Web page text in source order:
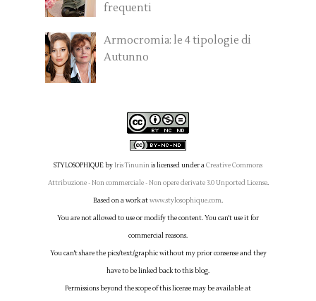
frequenti
Armocromia: le 4 tipologie di
Autunno
STYLOSOPHIQUE byIris Tinuninis licensed under aCreative Commons
Attribuzione - Non commerciale - Non opere derivate 3.0 Unported License.
Based on a work atwww.stylosophique.com.
You are not allowed to use or modify the content. You can't use it for
commercial reasons.
You can't share the pics/text/graphic without my prior consense and they
have to be linked back to this blog.
Permissions beyond the scope of this license may be available at